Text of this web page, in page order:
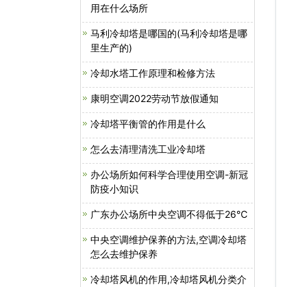
用在什么场所
马利冷却塔是哪国的(马利冷却塔是哪
里生产的)
冷却水塔工作原理和检修方法
康明空调2022劳动节放假通知
冷却塔平衡管的作用是什么
怎么去清理清洗工业冷却塔
办公场所如何科学合理使用空调-新冠
防疫小知识
广东办公场所中央空调不得低于26℃
中央空调维护保养的方法,空调冷却塔
怎么去维护保养
冷却塔风机的作用,冷却塔风机分类介